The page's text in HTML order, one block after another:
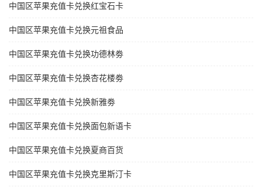
中国区苹果充值卡兑换红宝石卡
中国区苹果充值卡兑换元祖食品
中国区苹果充值卡兑换功德林劵
中国区苹果充值卡兑换杏花楼劵
中国区苹果充值卡兑换新雅劵
中国区苹果充值卡兑换面包新语卡
中国区苹果充值卡兑换夏商百货
中国区苹果充值卡兑换克里斯汀卡